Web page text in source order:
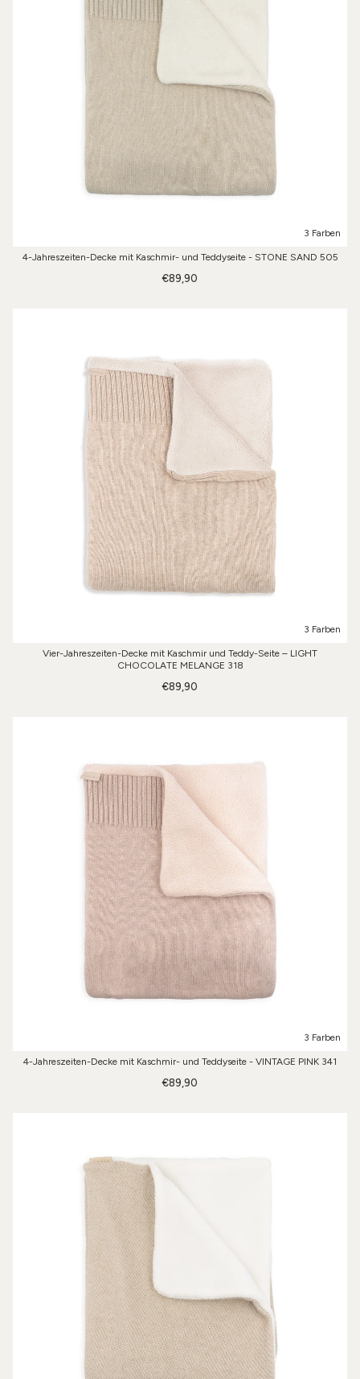
3 Farben
4-Jahreszeiten-Decke mit Kaschmir- und Teddyseite - STONE SAND 505
€89,90
3 Farben
Vier-Jahreszeiten-Decke mit Kaschmir und Teddy-Seite – LIGHT
CHOCOLATE MELANGE 318
€89,90
3 Farben
4-Jahreszeiten-Decke mit Kaschmir- und Teddyseite - VINTAGE PINK 341
€89,90